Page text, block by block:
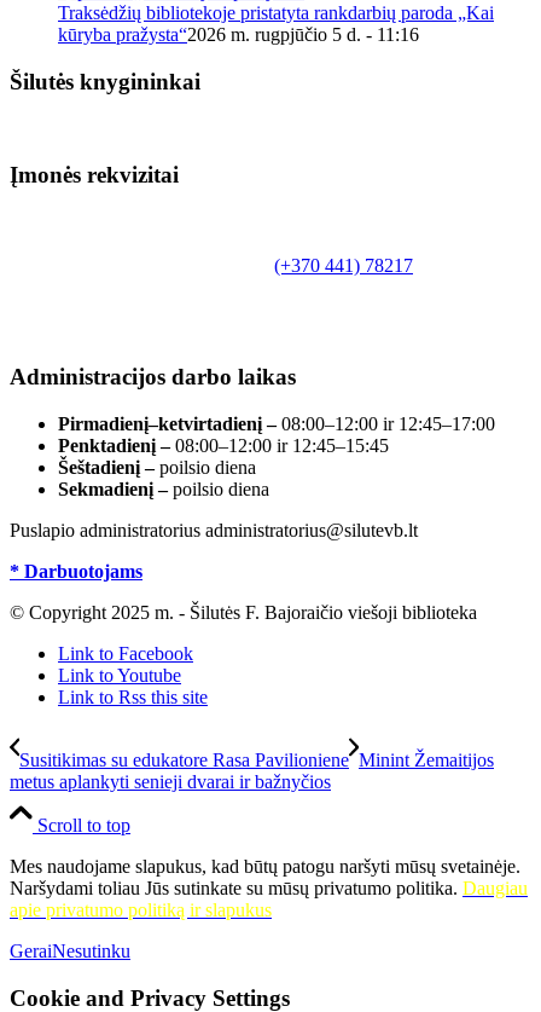
Traksėdžių bibliotekoje pristatyta rankdarbių paroda „Kai
kūryba pražysta“2026 m. rugpjūčio 5 d. - 11:16
Šilutės knygininkai
Įmonės rekvizitai
(+370 441) 78217
Administracijos darbo laikas
Pirmadienį–ketvirtadienį –08:00–12:00 ir 12:45–17:00
Penktadienį –08:00–12:00 ir 12:45–15:45
Šeštadienį –poilsio diena
Sekmadienį –poilsio diena
Puslapio administratorius administratorius@silutevb.lt
* Darbuotojams
© Copyright 2025 m. - Šilutės F. Bajoraičio viešoji biblioteka
Link to Facebook
Link to Youtube
Link to Rss this site
Susitikimas su edukatore Rasa Pavilioniene Minint Žemaitijos
metus aplankyti senieji dvarai ir bažnyčios
Scroll to top
Mes naudojame slapukus, kad būtų patogu naršyti mūsų svetainėje.
Naršydami toliau Jūs sutinkate su mūsų privatumo politika. Daugiau
apie privatumo politiką ir slapukus
GeraiNesutinku
Cookie and Privacy Settings